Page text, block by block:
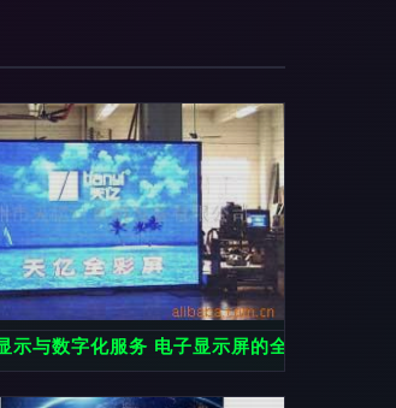
选与解析
示与数字化服务 电子显示屏的全方位解决方